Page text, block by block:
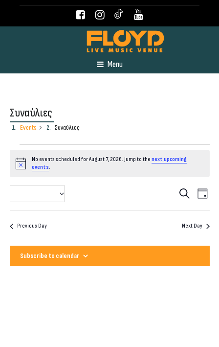
Menu
Συναύλιες
Events Συναύλιες
Events
for
August
7,
2026
Notice
No events scheduled for August 7, 2026. Jump to thenext upcoming
events.
and
Views
Search
Day
Previous Day Next Day
Subscribe to calendar